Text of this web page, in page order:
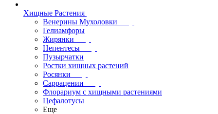
Хищные Растения
Венерины Мухоловки
Гелиамфоры
Жирянки
Непентесы
Пузырчатки
Ростки хищных растений
Росянки
Саррацении
Флорариум с хищными растениями
Цефалотусы
Еще